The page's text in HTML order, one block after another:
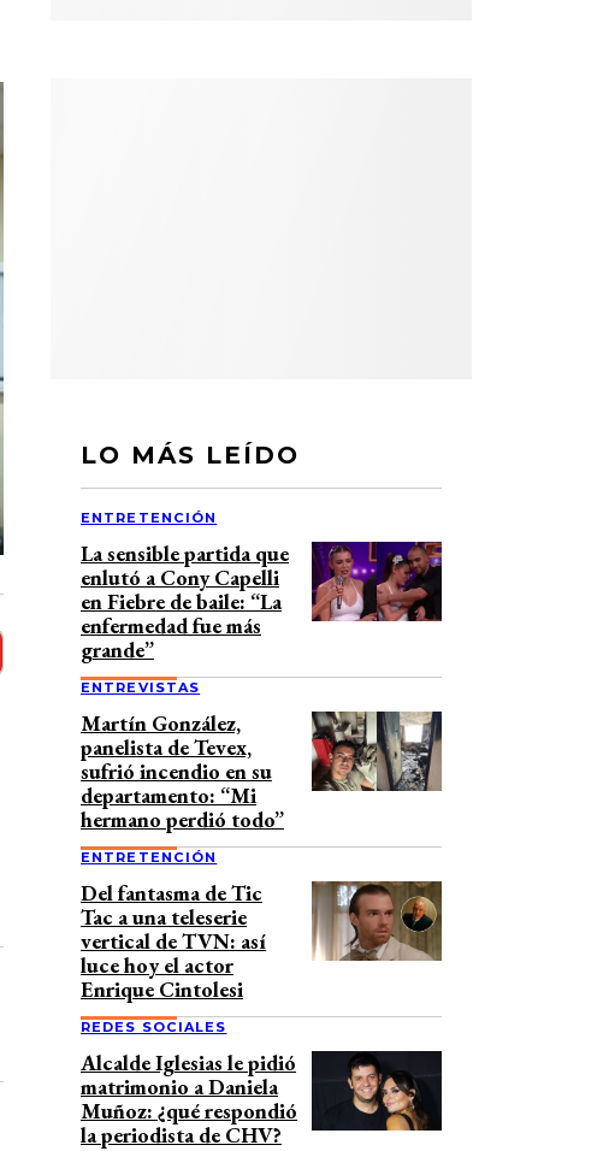
LO MÁS LEÍDO
ENTRETENCIÓN
La sensible partida que
enlutó a Cony Capelli
en Fiebre de baile: “La
enfermedad fue más
grande”
ENTREVISTAS
Martín González,
panelista de Tevex,
sufrió incendio en su
departamento: “Mi
hermano perdió todo”
ENTRETENCIÓN
Del fantasma de Tic
Tac a una teleserie
vertical de TVN: así
luce hoy el actor
Enrique Cintolesi
REDES SOCIALES
Alcalde Iglesias le pidió
matrimonio a Daniela
Muñoz: ¿qué respondió
la periodista de CHV?